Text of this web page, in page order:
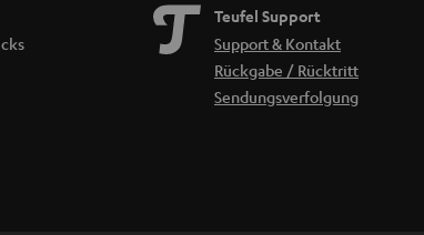
Teufel Support
Support & Kontakt
Rückgabe / Rücktritt
Sendungsverfolgung